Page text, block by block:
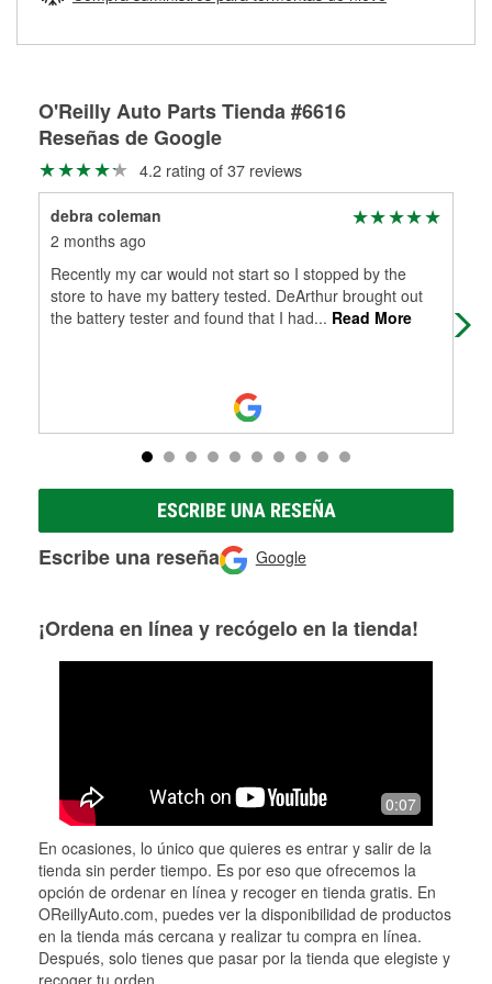
partes de reemplazo correctas para tu reparación.
O'Reilly Auto Parts Tienda #6616
Reseñas de Google
4.2 rating of 37 reviews
debra coleman
2 months ago
Recently my car would not start so I stopped by the
store to have my battery tested. DeArthur brought out
the battery tester and found that I had... Read More
to
ESCRIBE UNA RESEÑA
Escribe una reseña Google
¡Ordena en línea y recógelo en la tienda!
0:07
En ocasiones, lo único que quieres es entrar y salir de la
tienda sin perder tiempo. Es por eso que ofrecemos la
opción de ordenar en línea y recoger en tienda gratis. En
OReillyAuto.com, puedes ver la disponibilidad de productos
en la tienda más cercana y realizar tu compra en línea.
Después, solo tienes que pasar por la tienda que elegiste y
recoger tu orden.